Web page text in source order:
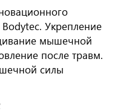
Укрепление
мышечной
после травм.
силы